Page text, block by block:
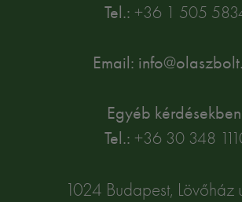
Tel.: +36 1 505
Email:
Egyéb
Tel.: +36 30 348
1024 Budapest, Lövőház